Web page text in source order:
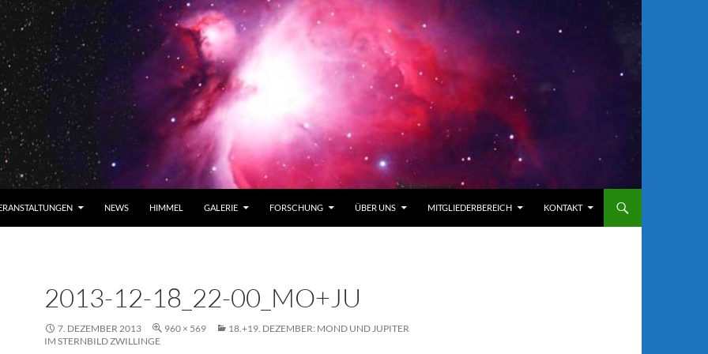
NEWS HIMMEL GALERIE FORSCHUNG ÜBER UNS MITGLIEDERBEREICH KONTAKT
2013-12-18_22-00_MO+JU
7. DEZEMBER 2013 960 × 569
18.+19. DEZEMBER: MOND UND JUPITER
IM STERNBILD ZWILLINGE